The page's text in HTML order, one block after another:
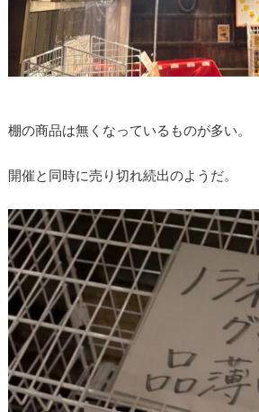
棚の商品は無くなっているものが多い。
開催と同時に売り切れ続出のようだ。